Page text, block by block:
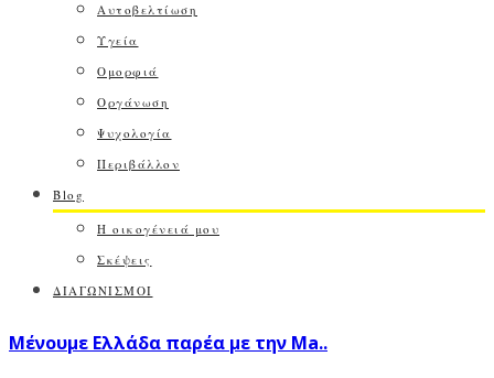
Αυτοβελτίωση
Υγεία
Ομορφιά
Οργάνωση
Ψυχολογία
Περιβάλλον
Blog
Η οικογένειά μου
Σκέψεις
ΔΙΑΓΩΝΙΣΜΟΙ
Μένουμε Ελλάδα παρέα με την Ma..